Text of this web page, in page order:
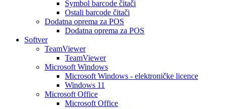
Symbol barcode čitači
Ostali barcode čitači
Dodatna oprema za POS
Dodatna oprema za POS
Softver
TeamViewer
TeamViewer
Microsoft Windows
Microsoft Windows - elektroničke licence
Windows 11
Microsoft Office
Microsoft Office